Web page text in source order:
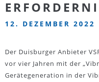
12. DEZEMBER 2022
Der Duisburger Anbieter
vor vier Jahren mit der
Gerätegeneration in der